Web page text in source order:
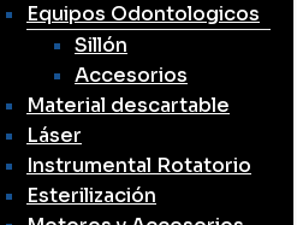
Equipos Odontologicos
Sillón
Accesorios
Material descartable
Láser
Instrumental Rotatorio
Esterilización